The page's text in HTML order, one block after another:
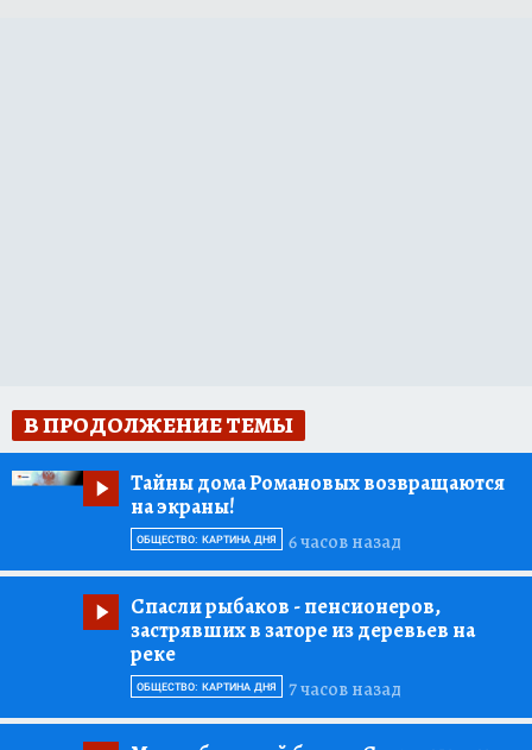
В ПРОДОЛЖЕНИЕ ТЕМЫ
Тайны дома Романовых возвращаются
на экраны!
6 часов назад
ОБЩЕСТВО: КАРТИНА ДНЯ
Спасли рыбаков - пенсионеров,
застрявших в заторе из деревьев на
реке
7 часов назад
ОБЩЕСТВО: КАРТИНА ДНЯ